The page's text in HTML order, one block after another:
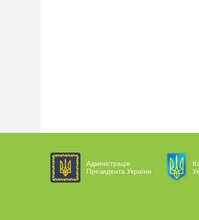
Адміністрація
Президента України